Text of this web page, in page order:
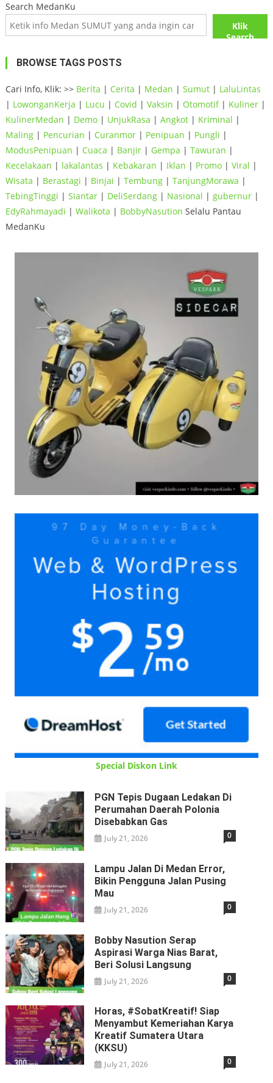
Search MedanKu
Klik
Search
BROWSE TAGS POSTS
Cari Info, Klik: >> Berita | Cerita | Medan | Sumut| LaluLintas
| LowonganKerja | Lucu | Covid | Vaksin | Otomotif| Kuliner|
KulinerMedan | Demo| UnjukRasa | Angkot| Kriminal |
Maling| Pencurian | Curanmor| Penipuan | Pungli |
ModusPenipuan | Cuaca | Banjir| Gempa | Tawuran |
Kecelakaan | lakalantas | Kebakaran | Iklan | Promo| Viral |
Wisata | Berastagi | Binjai | Tembung| TanjungMorawa |
TebingTinggi | Siantar| DeliSerdang| Nasional | gubernur|
EdyRahmayadi | Walikota | BobbyNasution Selalu Pantau
MedanKu
Special Diskon Link
PGN Tepis Dugaan Ledakan Di
Perumahan Daerah Polonia
Disebabkan Gas
July 21, 2026 0
Lampu Jalan Di Medan Error,
Bikin Pengguna Jalan Pusing
Mau
July 21, 2026 0
Bobby Nasution Serap
Aspirasi Warga Nias Barat,
Beri Solusi Langsung
July 21, 2026 0
Horas, #SobatKreatif! Siap
Menyambut Kemeriahan Karya
Kreatif Sumatera Utara
(KKSU)
July 21, 2026 0